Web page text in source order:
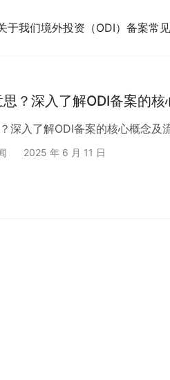
于我们境外投资（ODI）备案常
？深入了解ODI备案的核
深入了解ODI备案的核心概念及
2025 年 6 月 11 日